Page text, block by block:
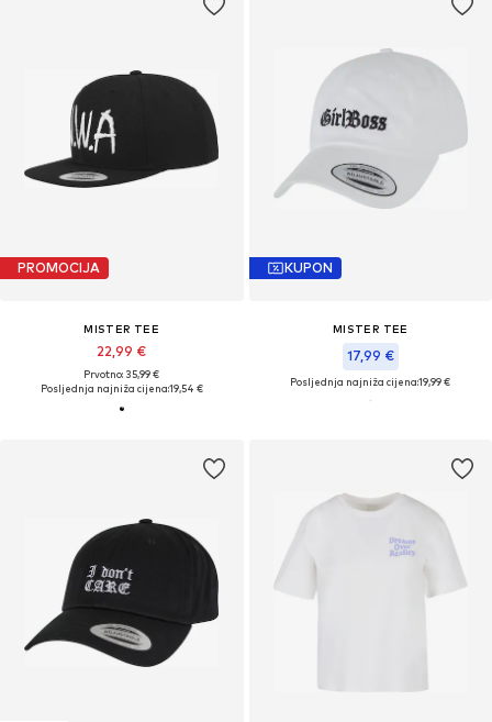
PROMOCIJA
MISTER TEE
22,99 €
Prvotno: 35,99 €
Posljednja najniža cijena:19,54 €
KUPON
MISTER TEE
17,99 €
Posljednja najniža cijena:19,99 €